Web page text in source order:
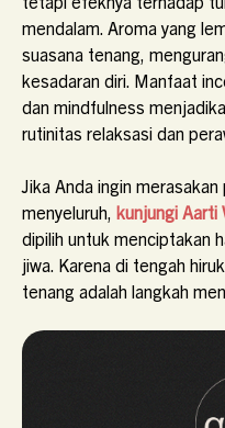
mendalam. Aroma yang
suasana tenang,
kesadaran diri. Manfaat
dan mindfulness
rutinitas relaksasi dan
Jika Anda ingin
menyeluruh, kunjungi Aarti
dipilih untuk menciptakan
jiwa. Karena di tengah
tenang adalah langkah